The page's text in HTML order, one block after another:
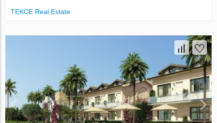
TEKCE Real Estate